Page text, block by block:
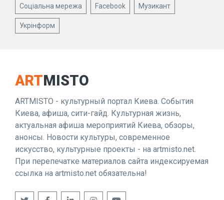
Соціальна мережа Facebook Музикант
Укрінформ
ARTMISTO
ARTMISTO - культурный портал Киева. События
Киева, афиша, сити-гайд. Культурная жизнь,
актуальная афиша мероприятий Киева, обзоры,
анонсы. Новости культуры, современное
искусство, культурные проекты - на artmisto.net.
При перепечатке материалов сайта индексируемая
ссылка на artmisto.net обязательна!